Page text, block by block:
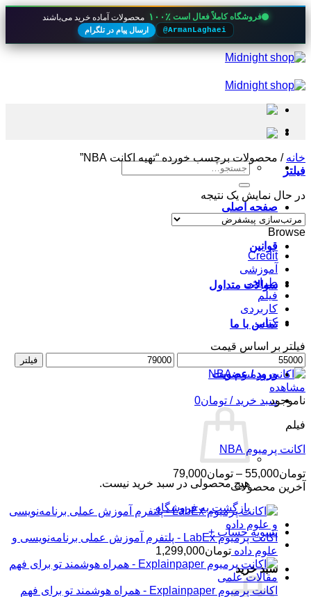
فروشگاه کاملاً فعال است ۱۰۰٪ محصولات آماده خرید می‌باشند
@ArmanLaghaei ارسال پیام در تلگرام
Skip
to
جستجو
صفحه اصلی
قوانین
سوالات متداول
تماس با ما
ورود / عضویت
سبد خرید / تومان0
هیچ محصولی در سبد خرید نیست.
بازگشت به فروشگاه
تسویه حساب +
سبد خرید
خانه / محصولات برچسب خورده “تهیه اکانت NBA”
فیلتر
در حال نمایش یک نتیجه
Browse
Credit
آموزشی
طراحی
فیلم
کاربردی
کتاب
فیلتر بر اساس قیمت
حداقل
قیمت
حداکثر
فیلتر
مشاهده
ناموجود
فیلم
اکانت پرمیوم NBA
تومان55,000
– تومان79,000محدوده
قیمت:
تا
آخرین محصولات
اکانت پرمیوم LabEx - پلتفرم آموزش عملی برنامه‌نویسی و
علوم داده تومان1,299,000
اکانت پرمیوم Explainpaper - همراه هوشمند تو برای فهم